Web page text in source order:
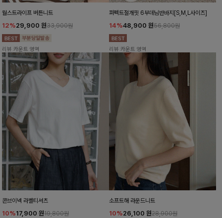
월스트라이프 버튼니트
12%29,900 원33,900원
리뷰 카운트 영역
퍼펙트절개핏 6부데님반바지[S,M,L사이즈]
14%48,900 원56,800원
리뷰 카운트 영역
콘브이넥 라벨티셔츠
10%17,900 원19,800원
소프트해 라운드니트
10%26,100 원28,900원